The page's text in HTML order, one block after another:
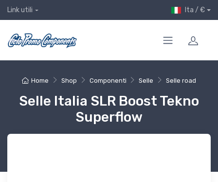
Link utili Ita / €
Home Shop Componenti Selle Selle road
Selle Italia SLR Boost Tekno
Superflow